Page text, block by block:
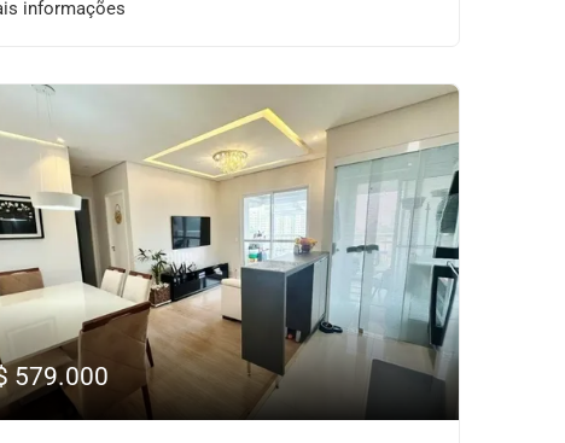
informações
579.000